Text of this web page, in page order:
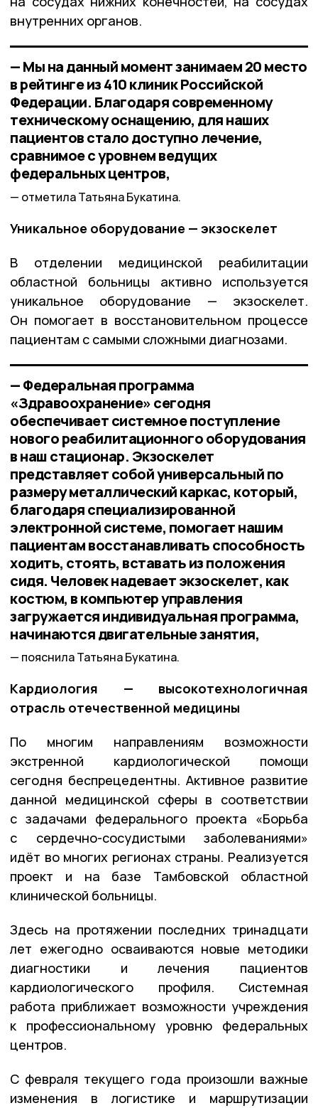
внутренних органов.
— Мы на данный момент занимаем 20 место
в рейтинге из 410 клиник Российской
Федерации. Благодаря современному
техническому оснащению, для наших
пациентов стало доступно лечение,
сравнимое с уровнем ведущих
федеральных центров,
отметила Татьяна Букатина.
Уникальное оборудование — экзоскелет
В отделении медицинской реабилитации
областной больницы активно используется
уникальное оборудование — экзоскелет.
Он помогает в восстановительном процессе
пациентам с самыми сложными диагнозами.
— Федеральная программа
«Здравоохранение» сегодня
обеспечивает системное поступление
нового реабилитационного оборудования
в наш стационар. Экзоскелет
представляет собой универсальный по
размеру металлический каркас, который,
благодаря специализированной
электронной системе, помогает нашим
пациентам восстанавливать способность
ходить, стоять, вставать из положения
сидя. Человек надевает экзоскелет, как
костюм, в компьютер управления
загружается индивидуальная программа,
начинаются двигательные занятия,
пояснила Татьяна Букатина.
Кардиология — высокотехнологичная
отрасль отечественной медицины
По многим направлениям возможности
экстренной кардиологической помощи
сегодня беспрецедентны. Активное развитие
данной медицинской сферы в соответствии
с задачами федерального проекта «Борьба
с сердечно-сосудистыми заболеваниями»
идёт во многих регионах страны. Реализуется
проект и на базе Тамбовской областной
клинической больницы.
Здесь на протяжении последних тринадцати
лет ежегодно осваиваются новые методики
диагностики и лечения пациентов
кардиологического профиля. Системная
работа приближает возможности учреждения
к профессиональному уровню федеральных
центров.
С февраля текущего года произошли важные
изменения в логистике и маршрутизации